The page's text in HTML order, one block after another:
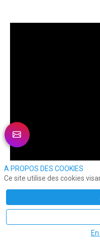
Lors de la soirée Elu
A PROPOS DES COOKIES
Ce site utilise des cookies